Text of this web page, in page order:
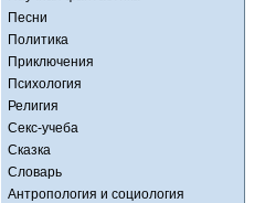
Песни
Политика
Приключения
Психология
Религия
Секс-учеба
Сказка
Словарь
Антропология и социология